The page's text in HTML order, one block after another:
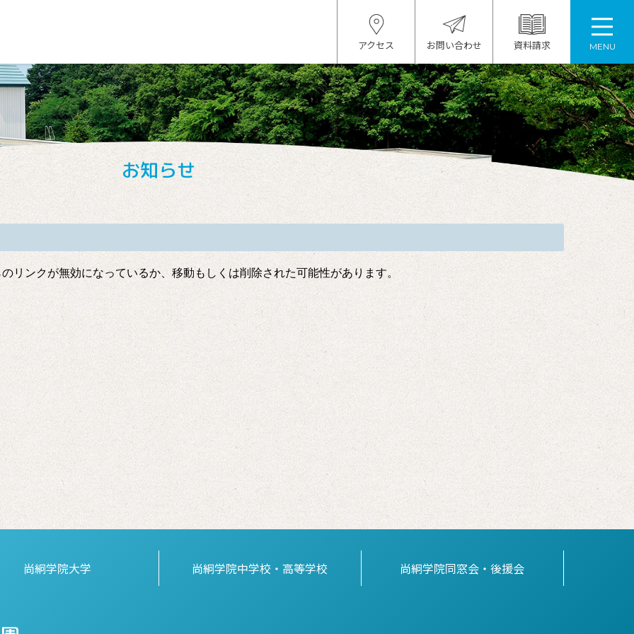
アクセス お問い合わせ 資料請求 MENU
お知らせ
リンクが無効になっているか、移動もしくは削除された可能性があります。
尚絅学院大学 尚絅学院中学校・高等学校 尚絅学院同窓会・後援会